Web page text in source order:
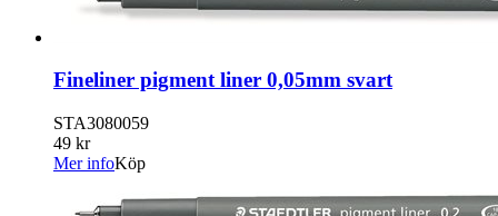
Fineliner pigment liner 0,05mm svart
STA3080059
49 kr
Mer infoKöp